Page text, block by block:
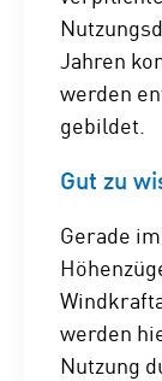
Jahren
werden
gebildet.
Gut zu
Gerade
werden
Nutzung